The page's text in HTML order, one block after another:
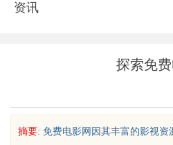
资讯
探索免
摘要: 免费电影网因其丰富的影视